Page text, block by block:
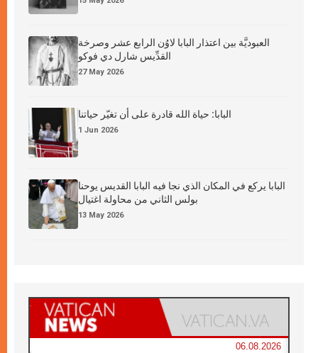
العبوديَّة بين اعتذار البابا لاوُن الرابع عشر وصرخة
القدِّيس شارل دي فوكو
27 May 2026
البابا: حياة الله قادرة على أن تغيّر حياتنا
1 Jun 2026
البابا يركع في المكان الذي نجا فيه البابا القديس يوحنا
بولس الثاني من محاولة اغتيال
13 May 2026
06.08.2026